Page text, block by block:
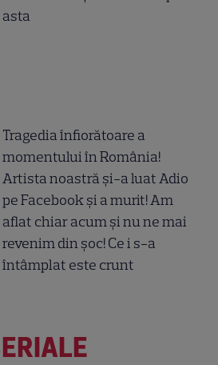
asta
Tragedia înfiorătoare a
momentului în România!
Artista noastră și-a luat Adio
pe Facebook și a murit! Am
aflat chiar acum și nu ne mai
revenim din șoc! Ce i s-a
întâmplat este crunt